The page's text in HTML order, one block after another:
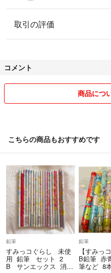
取引の評価
コメント
商品につ
こちらの商品もおすすめです
鉛筆
すみっコぐらし 未使
用 鉛筆 セット 2
B サンエックス 消し
鉛筆
【すみっ
B鉛筆 赤
筆など 8